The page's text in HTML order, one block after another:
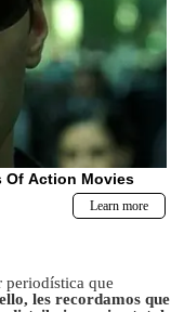
periodística que
les recordamos que